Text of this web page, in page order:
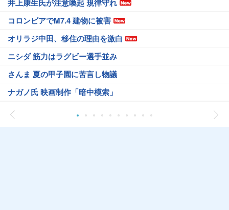
井上康生氏が注意喚起 規律守れ
コロンビアでM7.4 建物に被害
オリラジ中田、移住の理由を激白
ニシダ 筋力はラグビー選手並み
さんま 夏の甲子園に苦言し物議
ナガノ氏 映画制作「暗中模索」